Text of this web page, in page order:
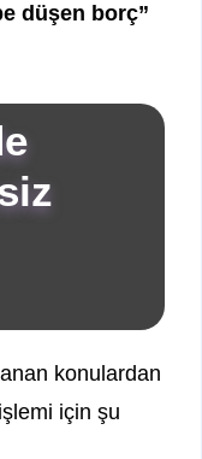
düşen borç”
konulardan
işlemi için şu